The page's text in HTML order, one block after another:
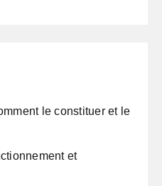
le constituer et le
et